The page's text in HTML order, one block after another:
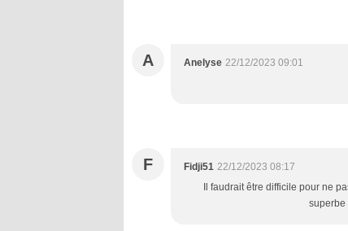
A Anelyse 22/12/2023 09:01
F Fidji51 22/12/2023 08:17
Il faudrait être difficile pour ne
superbe